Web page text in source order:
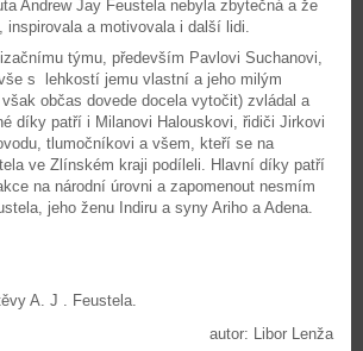
Andrew Jay Feustela nebyla zbytečná a že
inspirovala a motivovala i další lidi.
týmu, především Pavlovi Suchanovi,
s lehkostí jemu vlastní a jeho milým
občas dovede docela vytočit) zvládal a
díky patří i Milanovi Halouskovi, řidiči Jirkovi
tlumočníkovi a všem, kteří se na
ve Zlínském kraji podíleli. Hlavní díky patří
na národní úrovni a zapomenout nesmím
jeho ženu Indiru a syny Ariho a Adena.
A. J . Feustela.
autor: Libor Lenža